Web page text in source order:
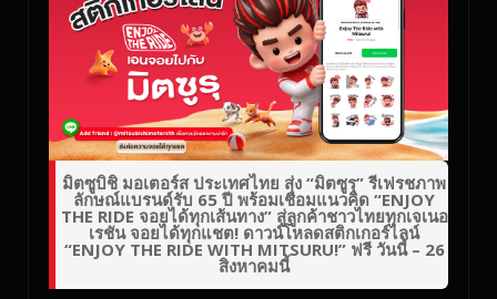
มิตซูบิชิ มอเตอร์ส ประเทศไทย ส่ง “มิตซูรุ” รีเฟรชภาพ
ลักษณ์แบรนด์รับ 65 ปี พร้อมเชื่อมแนวคิด “ENJOY
THE RIDE จอยได้ทุกเส้นทาง” สู่ลูกค้าชาวไทยทุกเจเนอ
เรชัน จอยได้ทุกแชต! ดาวน์โหลดสติกเกอร์ไลน์
“ENJOY THE RIDE WITH MITSURU!” ฟรี วันนี้ – 26
สิงหาคมนี้